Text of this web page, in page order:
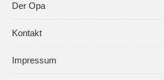
Der Opa
Kontakt
Impressum